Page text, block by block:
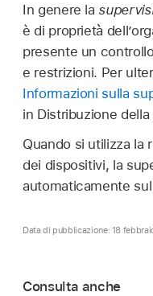
In genere la
è di proprietà
presente un
e restrizioni. Per
Informazioni sulla
in Distribuzione
Quando si utilizza la
dei dispositivi, la
automaticamente
Data di pubblicazione: 18
Consulta anche